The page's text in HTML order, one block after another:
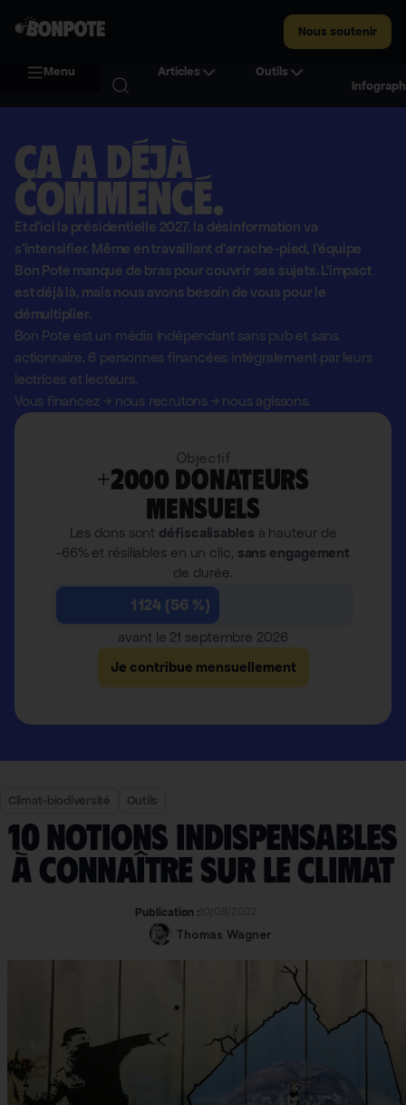
Nous soutenir
Menu Articles
Outils
Ça a déjà
commencé.
Et d'ici la présidentielle 2027, la désinformation va
s'intensifier. Même en travaillant d'arrache-pied, l'équipe
Bon Pote manque de bras pour couvrir ses sujets. L'impact
est déjà là, mais nous avons besoin de vous pour le
démultiplier.
Bon Pote est un média indépendant sans pub et sans
actionnaire, 6 personnes financées intégralement par leurs
lectrices et lecteurs.
Vous financez→ nous recrutons →nous agissons.
+2000 donateurs
mensuels
Les dons sont défiscalisables à hauteur de
-66% et résiliables en un clic, sans engagement
de durée.
1 124 (56 %)
avant le 21 septembre 2026
Je contribue mensuellement
Climat-biodiversité Outils
10 notions indispensables
à connaître sur le climat
Publication :10/08/2022
Thomas Wagner